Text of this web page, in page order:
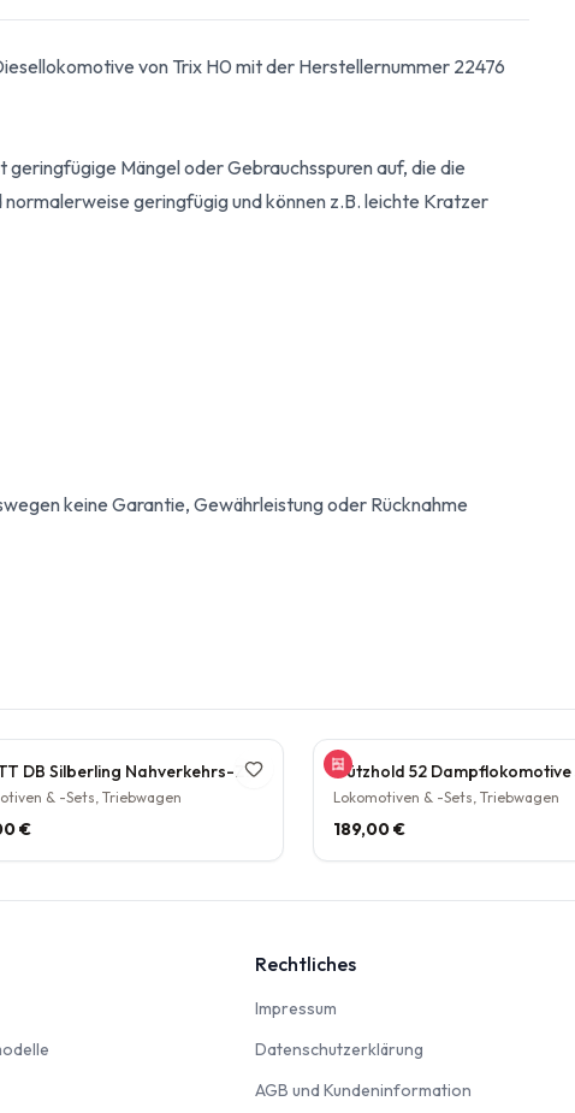
von Trix H0 mit der Herstellernummer 22476
Mängel oder Gebrauchsspuren auf, die die
geringfügig und können z.B. leichte Kratzer
keine Garantie, Gewährleistung oder Rücknahme
Tillig TT DB Silberling Nahverkehrs-Zugset 4-teilig Steuerwagen Hasenkasten Köln HBF Epoche IV rarität
& -Sets, Triebwagen
€
Lokomotiven & -Sets, Triebwagen
189,00 €
Modellautos & Verkehrsmodelle
Rechtliches
ImpressumImpressum
Datenschutzerklärung
AGB und KundeninformationAGB und